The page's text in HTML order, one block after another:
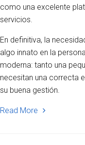
como una excelente
servicios.
En definitiva, la
algo innato en la
moderna: tanto una
necesitan una correcta
su buena gestión.
Read More